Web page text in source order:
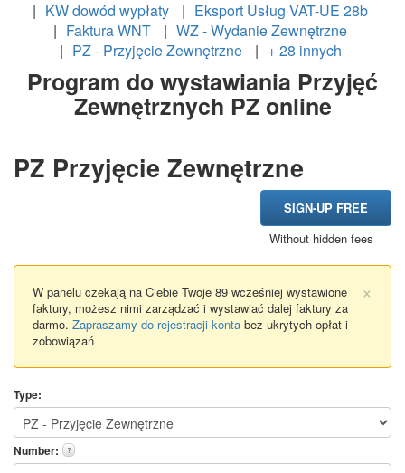
KW dowód wypłaty
Eksport Usług VAT-UE 28b
Faktura WNT
WZ - Wydanie Zewnętrzne
PZ - Przyjęcie Zewnętrzne
+ 28 innych
Program do wystawiania Przyjęć
Zewnętrznych PZ online
PZ Przyjęcie Zewnętrzne
SIGN-UP FREE
Without hidden fees
×
W panelu czekają na Ciebie Twoje 89 wcześniej wystawione
faktury, możesz nimi zarządzać i wystawiać dalej faktury za
darmo. Zapraszamy do rejestracji konta bez ukrytych opłat i
zobowiązań
Type:
Number: ?